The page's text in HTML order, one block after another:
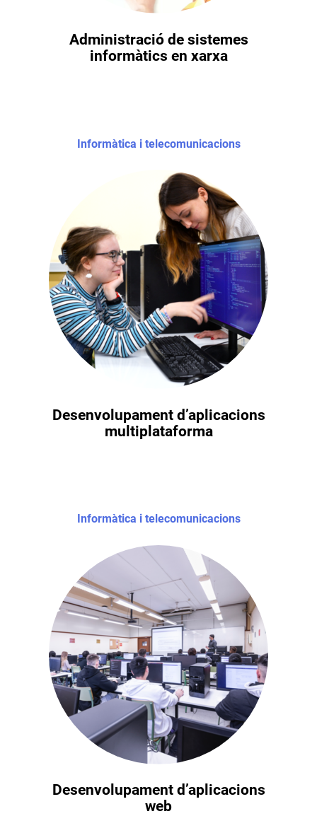
Administració de sistemes
informàtics en xarxa
Desenvolupament d’aplicacions
multiplataforma
Informàtica i telecomunicacions
Desenvolupament d’aplicacions
web
Informàtica i telecomunicacions